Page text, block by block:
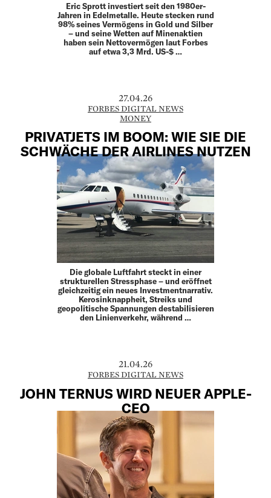
Eric Sprott investiert seit den 1980er-
Jahren in Edelmetalle. Heute stecken rund
98% seines Vermögens in Gold und Silber
– und seine Wetten auf Minenaktien
haben sein Nettovermögen laut Forbes
auf etwa 3,3 Mrd. US-$ …
27.04.26
FORBES DIGITAL NEWS
MONEY
PRIVATJETS IM BOOM: WIE SIE DIE
SCHWÄCHE DER AIRLINES NUTZEN
Die globale Luftfahrt steckt in einer
strukturellen Stressphase – und eröffnet
gleichzeitig ein neues Investmentnarrativ.
Kerosinknappheit, Streiks und
geopolitische Spannungen destabilisieren
den Linienverkehr, während …
21.04.26
FORBES DIGITAL NEWS
JOHN TERNUS WIRD NEUER APPLE-
CEO